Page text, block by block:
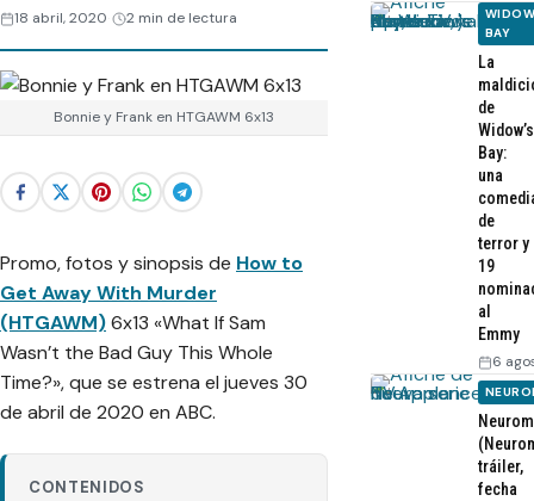
Webisodios
18 abril, 2020 2 min de lectura
Bonnie y Frank en HTGAWM 6x13
Promo, fotos y sinopsis de How to
Get Away With Murder
(HTGAWM)6x13 «What If Sam
Wasn’t the Bad Guy This Whole
Time?», que se estrena el jueves 30
de abril de 2020 en ABC.
CONTENIDOS
BAY
La
de
Widow’s
Bay:
una
de
terror y
19
al
Emmy
6
tráiler,
fecha